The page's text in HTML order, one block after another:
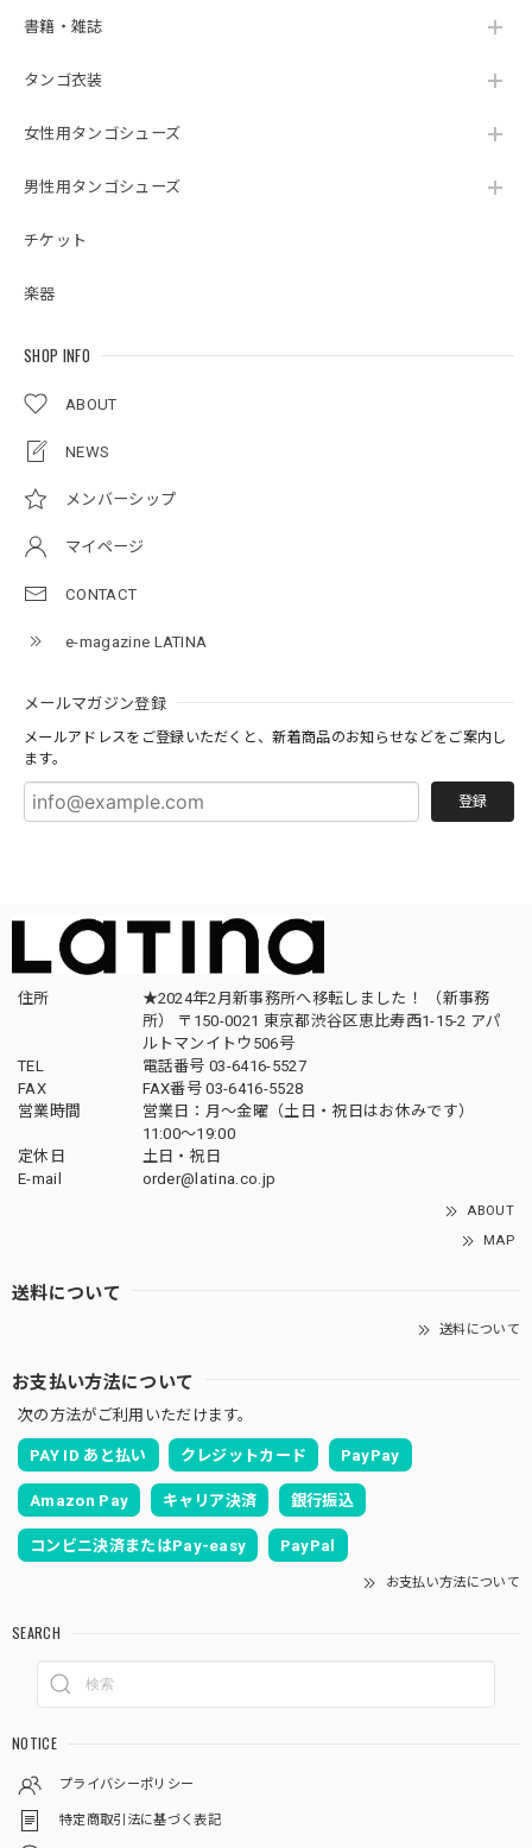
書籍・雑誌
タンゴ衣装
女性用タンゴシューズ
男性用タンゴシューズ
チケット
楽器
SHOP INFO
ABOUT
NEWS
メンバーシップ
マイページ
CONTACT
e-magazine LATINA
メールマガジン登録
メールアドレスをご登録いただくと、新着商品のお知らせなどをご案内し
ます。
登録
住所
★2024年2月新事務所へ移転しました！ （新事務
所） 〒150-0021 東京都渋谷区恵比寿西1-15-2 アパ
ルトマンイトウ506号
TEL
電話番号 03-6416-5527
FAX
FAX番号 03-6416-5528
営業時間
営業日：月〜金曜（土日・祝日はお休みです）
11:00〜19:00
定休日
土日・祝日
E-mail
order@latina.co.jp
ABOUT
MAP
送料について
送料について
お支払い方法について
次の方法がご利用いただけます。
PAY ID あと払い クレジットカード PayPay
Amazon Pay キャリア決済 銀行振込
コンビニ決済またはPay-easy PayPal
お支払い方法について
SEARCH
NOTICE
プライバシーポリシー
特定商取引法に基づく表記